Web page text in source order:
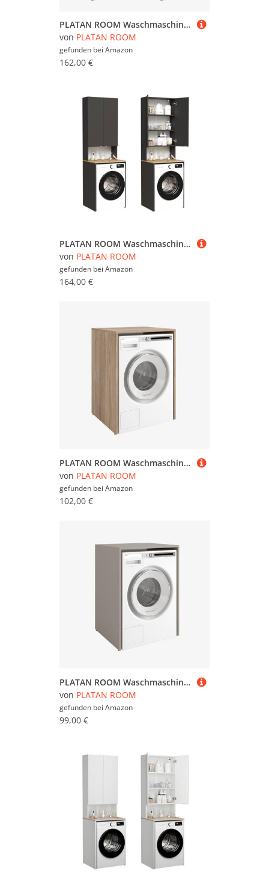
PLATAN ROOM Waschmaschinenschrank Badezimmer Hochschrank Überbauschrank für Waschmaschine und Wäschetrockner 210 x 65 x 50/56 cm weiß (Eiche Gold, 56 cm tief)
von PLATAN ROOM
gefunden bei Amazon
162,00 €
PLATAN ROOM Waschmaschinenschrank Badezimmer Hochschrank Überbauschrank für Waschmaschine und Wäschetrockner 210 x 65 x 50/56 cm weiß (Anthrazit/Eiche Artis, 50 cm tief)
von PLATAN ROOM
gefunden bei Amazon
164,00 €
PLATAN ROOM Waschmaschinenschrank 90 x 65 x 50/56 cm geeignet für Waschmaschine & Wäschetrockner, Waschmaschinenschrank Überbauschrank, Badezimmermöbel (Sonoma Eiche, 56 cm tief)
von PLATAN ROOM
gefunden bei Amazon
102,00 €
PLATAN ROOM Waschmaschinenschrank 90 x 65 x 50/56 cm geeignet für Waschmaschine & Wäschetrockner, Waschmaschinenschrank Überbauschrank, Badezimmermöbel (Lehm Grau, 56 cm tief)
von PLATAN ROOM
gefunden bei Amazon
99,00 €